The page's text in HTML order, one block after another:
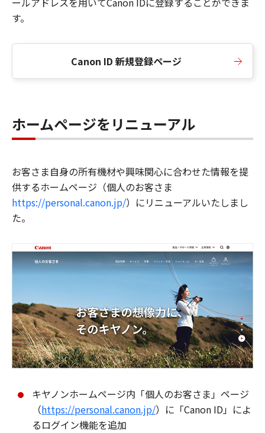
す。
Canon ID 新規登録ページ
ホームページをリニューアル
お客さま自身の所有機材や興味関心に合わせた情報を提
供するホームページ（個人のお客さま
https://personal.canon.jp/）にリニューアルいたしまし
た。
キヤノンホームページ内「個人のお客さま」ページ
（https://personal.canon.jp/）に「Canon ID」によ
るログイン機能を追加